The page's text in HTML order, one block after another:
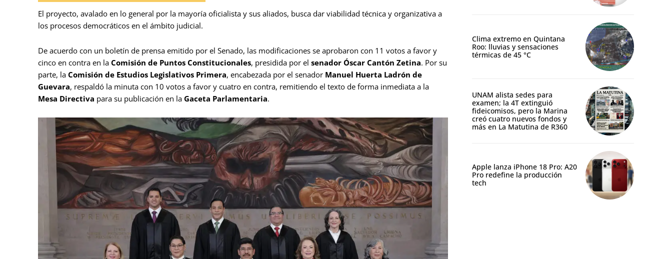
El proyecto, avalado en lo general por la mayoría oficialista y sus aliados, busca dar viabilidad técnica y organizativa a
los procesos democráticos en el ámbito judicial.
De acuerdo con un boletín de prensa emitido por el Senado, las modificaciones se aprobaron con 11 votos a favor y
cinco en contra en la Comisión de Puntos Constitucionales, presidida por el senador Óscar Cantón Zetina. Por su
parte, la Comisión de Estudios Legislativos Primera, encabezada por el senador Manuel Huerta Ladrón de
Guevara, respaldó la minuta con 10 votos a favor y cuatro en contra, remitiendo el texto de forma inmediata a la
Mesa Directiva para su publicación en la Gaceta Parlamentaria.
Clima extremo en Quintana
Roo: lluvias y sensaciones
térmicas de 45 °C
UNAM alista sedes para
examen; la 4T extinguió
fideicomisos, pero la Marina
creó cuatro nuevos fondos y
más en La Matutina de R360
Apple lanza iPhone 18 Pro: A20
Pro redefine la producción
tech